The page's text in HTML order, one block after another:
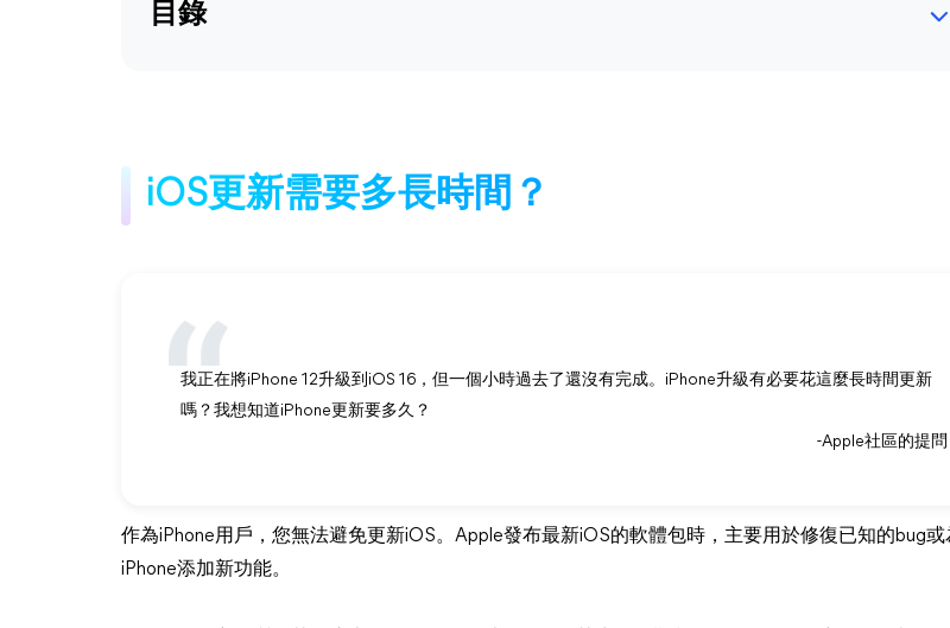
目錄
iOS更新需要多長時間？
我正在將iPhone 12升級到iOS 16，但一個小時過去了還沒有完成。iPhone升級有必要花這麼長時間更新
嗎？我想知道iPhone更新要多久？
-Apple社區的提問
作為iPhone用戶，您無法避免更新iOS。Apple發布最新iOS的軟體包時，主要用於修復已知的bug或
iPhone添加新功能。